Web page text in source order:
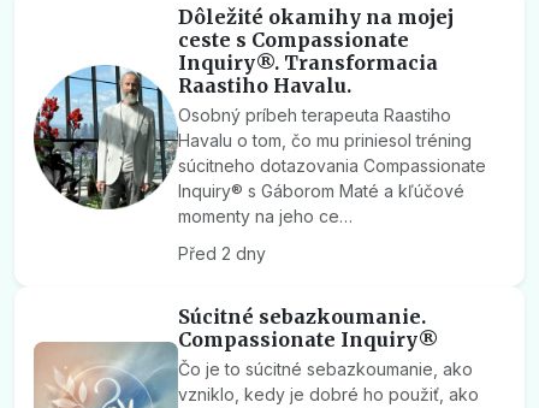
Dôležité okamihy na mojej
ceste s Compassionate
Inquiry®. Transformacia
Raastiho Havalu.
Osobný príbeh terapeuta Raastiho
Havalu o tom, čo mu priniesol tréning
súcitneho dotazovania Compassionate
Inquiry® s Gáborom Maté a kľúčové
momenty na jeho ce…
Před 2 dny
Súcitné sebazkoumanie.
Compassionate Inquiry®
Čo je to súcitné sebazkoumanie, ako
vzniklo, kedy je dobré ho použiť, ako